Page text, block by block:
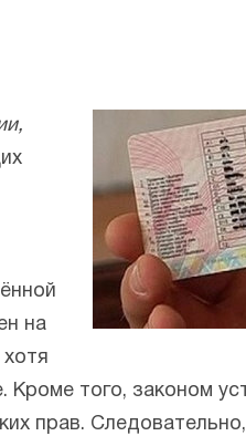
на
Кроме того, законом
прав.